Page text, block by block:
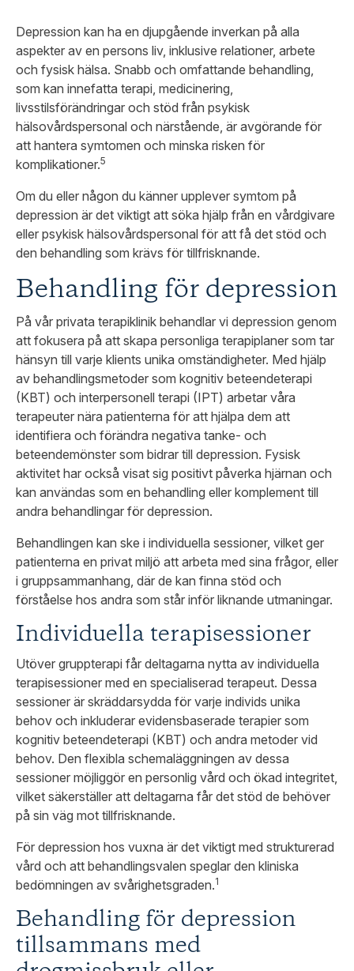
Depression kan ha en djupgående inverkan på alla
aspekter av en persons liv, inklusive relationer, arbete
och fysisk hälsa. Snabb och omfattande behandling,
som kan innefatta terapi, medicinering,
livsstilsförändringar och stöd från psykisk
hälsovårdspersonal och närstående, är avgörande för
att hantera symtomen och minska risken för
komplikationer.5
Om du eller någon du känner upplever symtom på
depression är det viktigt att söka hjälp från en vårdgivare
eller psykisk hälsovårdspersonal för att få det stöd och
den behandling som krävs för tillfrisknande.
Behandling för depression
På vår privata terapiklinik behandlar vi depression genom
att fokusera på att skapa personliga terapiplaner som tar
hänsyn till varje klients unika omständigheter. Med hjälp
av behandlingsmetoder som kognitiv beteendeterapi
(KBT) och interpersonell terapi (IPT) arbetar våra
terapeuter nära patienterna för att hjälpa dem att
identifiera och förändra negativa tanke- och
beteendemönster som bidrar till depression. Fysisk
aktivitet har också visat sig positivt påverka hjärnan och
kan användas som en behandling eller komplement till
andra behandlingar för depression.
Behandlingen kan ske i individuella sessioner, vilket ger
patienterna en privat miljö att arbeta med sina frågor, eller
i gruppsammanhang, där de kan finna stöd och
förståelse hos andra som står inför liknande utmaningar.
Individuella terapisessioner
Utöver gruppterapi får deltagarna nytta av individuella
terapisessioner med en specialiserad terapeut. Dessa
sessioner är skräddarsydda för varje individs unika
behov och inkluderar evidensbaserade terapier som
kognitiv beteendeterapi (KBT) och andra metoder vid
behov. Den flexibla schemaläggningen av dessa
sessioner möjliggör en personlig vård och ökad integritet,
vilket säkerställer att deltagarna får det stöd de behöver
på sin väg mot tillfrisknande.
För depression hos vuxna är det viktigt med strukturerad
vård och att behandlingsvalen speglar den kliniska
bedömningen av svårighetsgraden.1
Behandling för depression
tillsammans med